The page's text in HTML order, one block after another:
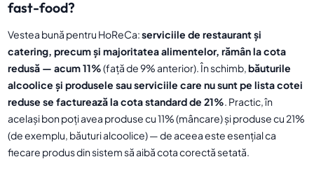
fast-food?
Vestea bună pentru HoReCa:serviciile de restaurant și
catering, precum și majoritatea alimentelor, rămân la cota
redusă — acum 11%(față de 9% anterior). În schimb,băuturile
alcoolice și produsele sau serviciile care nu sunt pe lista cotei
reduse se facturează la cota standard de 21%. Practic, în
același bon poți avea produse cu 11% (mâncare) și produse cu 21%
(de exemplu, băuturi alcoolice) — de aceea este esențial ca
fiecare produs din sistem să aibă cota corectă setată.